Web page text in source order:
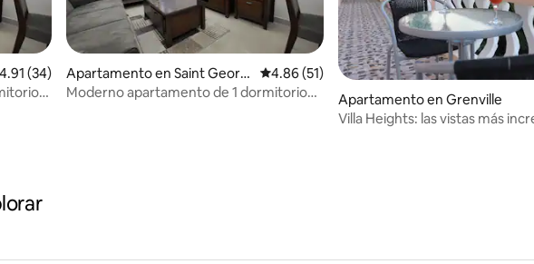
promedio: 4.91 de 5, 34 reseñas
4.91 (34)
Apartamento en Saint Georg
e's
Calificación promedio: 4.86 de 5, 51 reseñas
4.86 (51)
Moderno apartamento de 1 dormitorio
Apartamento en Grenville
Villa Heights: las vistas más